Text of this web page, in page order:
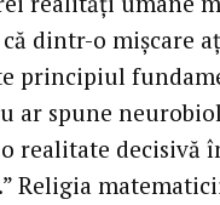
dintr-o mişcare
principiul
ar spune
realitate
Religia